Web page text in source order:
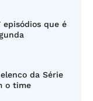
que é
da Série
o time